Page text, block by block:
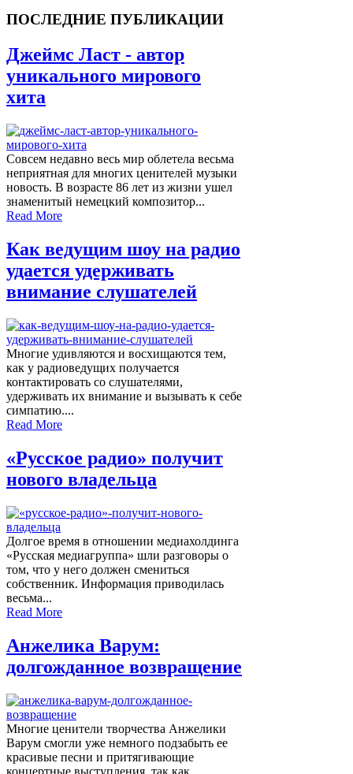
ПОСЛЕДНИЕ ПУБЛИКАЦИИ
Джеймс Ласт - автор
уникального мирового
хита
Совсем недавно весь мир облетела весьма
неприятная для многих ценителей музыки
новость. В возрасте 86 лет из жизни ушел
знаменитый немецкий композитор...
Read More
Как ведущим шоу на радио
удается удерживать
внимание слушателей
Многие удивляются и восхищаются тем,
как у радиоведущих получается
контактировать со слушателями,
удерживать их внимание и вызывать к себе
симпатию....
Read More
«Русское радио» получит
нового владельца
Долгое время в отношении медиахолдинга
«Русская медиагруппа» шли разговоры о
том, что у него должен смениться
собственник. Информация приводилась
весьма...
Read More
Анжелика Варум:
долгожданное возвращение
Многие ценители творчества Анжелики
Варум смогли уже немного подзабыть ее
красивые песни и притягивающие
концертные выступления, так как